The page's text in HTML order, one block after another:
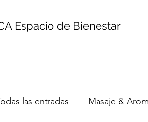
Espacio de Bienestar
las entradas Masaje &